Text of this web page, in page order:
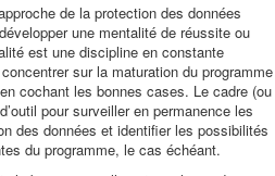
de la protection des données
une mentalité de réussite ou
est une discipline en constante
sur la maturation du programme
cochant les bonnes cases. Le cadre (ou
pour surveiller en permanence les
des données et identifier les possibilités
du programme, le cas échéant.